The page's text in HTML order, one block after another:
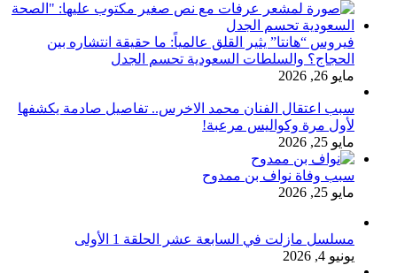
فيروس “هانتا” يثير القلق عالمياً: ما حقيقة انتشاره بين
الحجاج؟ والسلطات السعودية تحسم الجدل
مايو 26, 2026
سبب اعتقال الفنان محمد الاخرس.. تفاصيل صادمة يكشفها
لأول مرة وكواليس مرعبة!
مايو 25, 2026
سبب وفاة نواف بن ممدوح
مايو 25, 2026
مسلسل مازلت في السابعة عشر الحلقة 1 الأولى
يونيو 4, 2026